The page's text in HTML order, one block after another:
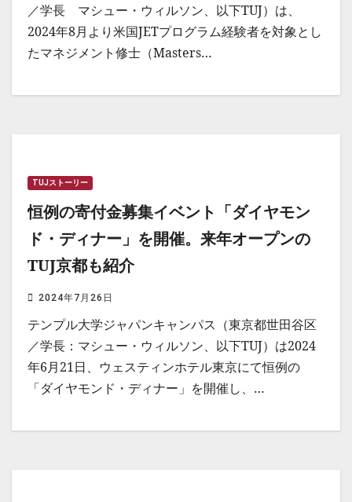
／学長 マシュー・ウィルソン、以下TUJ）は、
2024年8月より米国JETプログラム経験者を対象とし
たマネジメント修士（Masters…
TUJストーリー
恒例の寄付金募集イベント「ダイヤモン
ド・ディナー」を開催。来年オープンの
TUJ京都も紹介
2024年7月26日
テンプル大学ジャパンキャンパス（東京都世田谷区
／学長：マシュー・ウィルソン、以下TUJ）は2024
年6月21日、ウェスティンホテル東京にて恒例の
「ダイヤモンド・ディナー」を開催し、…